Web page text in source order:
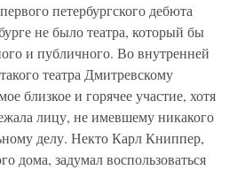
петербургского дебюта
не было театра, который бы
и публичного. Во внутренней
театра Дмитревскому
близкое и горячее участие, хотя
лицу, не имевшему никакого
делу. Некто Карл Книппер,
дома, задумал воспользоваться